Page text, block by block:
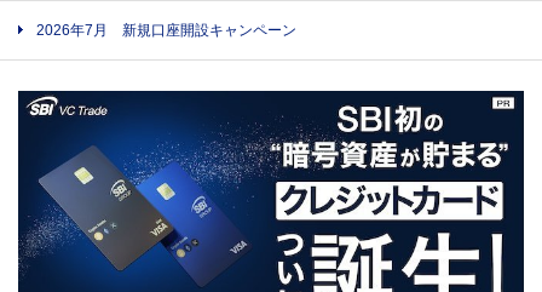
2026年7月 新規口座開設キャンペーン